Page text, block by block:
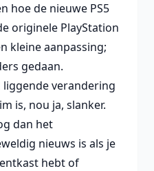
hoe de nieuwe PS5
originele PlayStation
kleine aanpassing;
gedaan.
liggende verandering
is, nou ja, slanker.
dan het
nieuws is als je
hebt of